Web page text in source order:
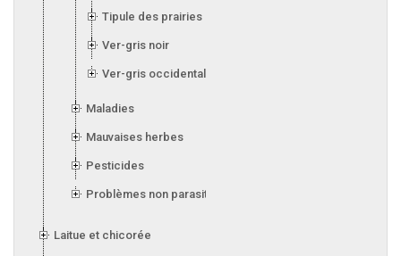
Tipule des prairies
Ver-gris noir
Ver-gris occidental des haricots
Maladies
Mauvaises herbes
Pesticides
Problèmes non parasitaires
Laitue et chicorée